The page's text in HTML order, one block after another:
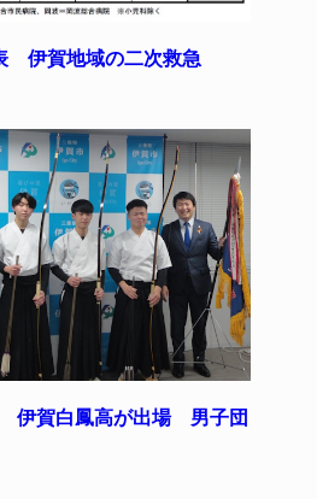
伊賀地域の二次救急
伊賀白鳳高が出場 男子団